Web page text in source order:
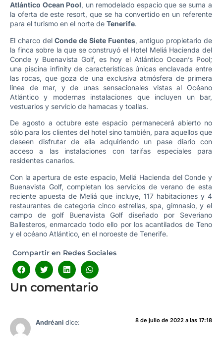
Atlántico Ocean Pool, un remodelado espacio que se suma a
la oferta de este resort, que se ha convertido en un referente
para el turismo en el norte de Tenerife.
El charco delConde de Siete Fuentes, antiguo propietario de
la finca sobre la que se construyó el Hotel Meliá Hacienda del
Conde y Buenavista Golf, es hoy el Atlántico Ocean’s Pool;
una piscina infinity de características únicas enclavada entre
las rocas, que goza de una exclusiva atmósfera de primera
línea de mar, y de unas sensacionales vistas al Océano
Atlántico y modernas instalaciones que incluyen un bar,
vestuarios y servicio de hamacas y toallas.
De agosto a octubre este espacio permanecerá abierto no
sólo para los clientes del hotel sino también, para aquellos que
deseen disfrutar de ella adquiriendo un pase diario con
acceso a las instalaciones con tarifas especiales para
residentes canarios.
Con la apertura de este espacio, Meliá Hacienda del Conde y
Buenavista Golf, completan los servicios de verano de esta
reciente apuesta de Meliá que incluye, 117 habitaciones y 4
restaurantes de categoría cinco estrellas, spa, gimnasio, y el
campo de golf Buenavista Golf diseñado por Severiano
Ballesteros, enmarcado todo ello por los acantilados de Teno
y el océano Atlántico, en el noroeste de Tenerife.
Compartir en Redes Sociales
Un comentario
Andréani dice: 8 de julio de 2022 a las 17:18